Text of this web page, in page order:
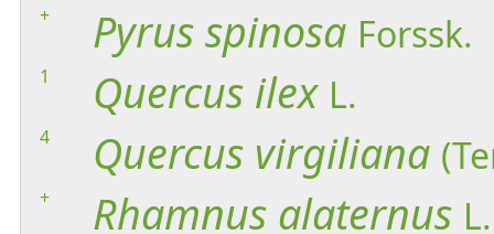
+ Pyrusspinosa Forssk.
1 Quercus ilex L.
4 Quercus virgiliana
+ Rhamnus alaternus L.